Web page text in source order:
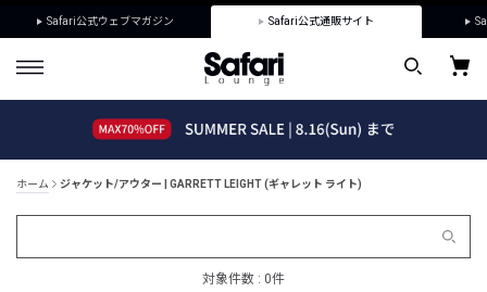
Safari公式ウェブマガジン Safari公式通販サイト
ホーム ジャケット/アウター | GARRETT LEIGHT (ギャレット ライト)
対象件数 : 0件